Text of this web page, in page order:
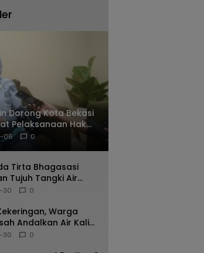
Dorong Kota Bekasi
Pelaksanaan Hak
Disabilitas
06 0
Tirta Bhagasasi
Tujuh Tangki Air
Yang Alami
30 0
Warga
Andalkan Air Kali
Tangki
30 0